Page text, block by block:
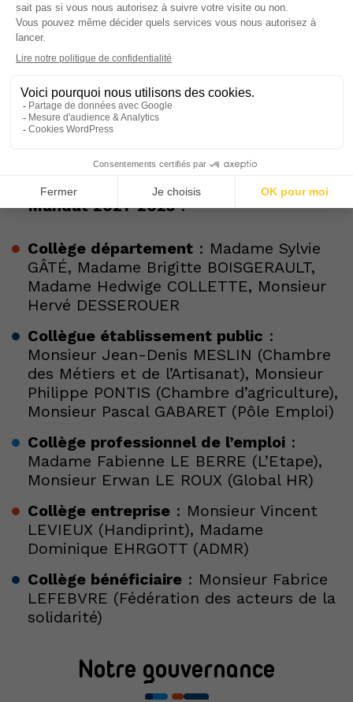
Mandat 2024-2026
• Monsieur Fabrice LEFEBVRE –
Fédération des acteurs de la solidarité
Membre du CA élus en AG du 28/02/2021
– Mandat 2021-2023:
Collège département : Madame Sylvie
GÂTÉ, Madame Brigitte BOISGERAULT,
Madame Hedwige COLLETTE, Monsieur
Hervé DESSEROUER
Collègue établissement public :
Monsieur Jean-Denis MESLIN (Chambre
des Métiers et de l’Artisanat), Monsieur
Philippe PONTIS (Chambre d’agriculture),
Monsieur Pascal GABARET (Pôle Emploi)
Collège professionnel de l’emploi :
Madame Fabienne LE BERRE (L’Etape),
Monsieur Erwan LE ROUX (Global HR)
Collège entreprise : Monsieur Vincent
LEVIEUX (Handiprint), Madame
Dominique EHRGOTT (ADMR)
Collège bénéficiaire : Monsieur Fabrice
LEFEBVRE (Fédération des acteurs de la
solidarité)
Notre gouvernance